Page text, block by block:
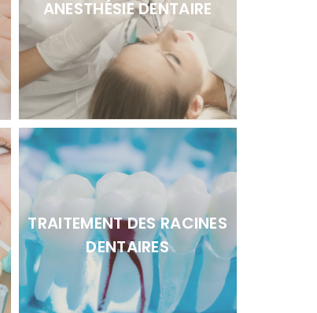
ANESTHÉSIE DENTAIRE
TRAITEMENT DES RACINES
DENTAIRES